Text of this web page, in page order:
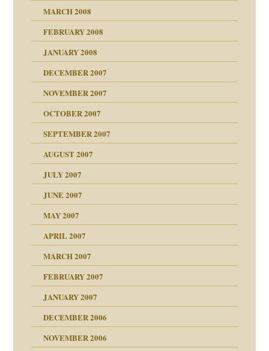
und Staat
MARCH 2008
FEBRUARY 2008
in meiner
JANUARY 2008
DECEMBER 2007
NOVEMBER 2007
voller Absicht!"
OCTOBER 2007
SEPTEMBER 2007
AUGUST 2007
JULY 2007
JUNE 2007
MAY 2007
APRIL 2007
MARCH 2007
FEBRUARY 2007
JANUARY 2007
DECEMBER 2006
NOVEMBER 2006